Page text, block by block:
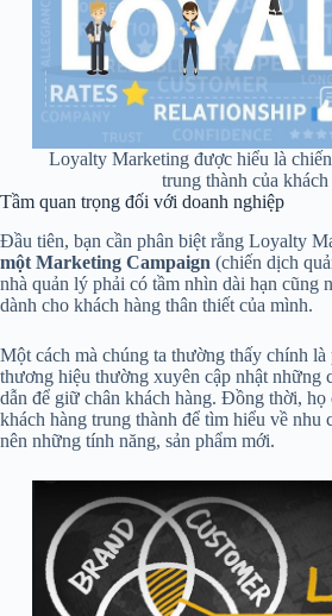
Loyalty Marketing được hiểu là
trung thành của
Tầm quan trọng đối với doanh nghiệp
Đầu tiên, bạn cần phân biệt rằng Loyalty
một Marketing Campaign (chiến dịch
nhà quản lý phải có tầm nhìn dài hạn cũng
dành cho khách hàng thân thiết của mình.
Một cách mà chúng ta thường thấy chính là
thương hiệu thường xuyên cập nhật những
dẫn để giữ chân khách hàng. Đồng thời, họ
khách hàng trung thành để tìm hiểu về nhu
nên những tính năng, sản phẩm mới.